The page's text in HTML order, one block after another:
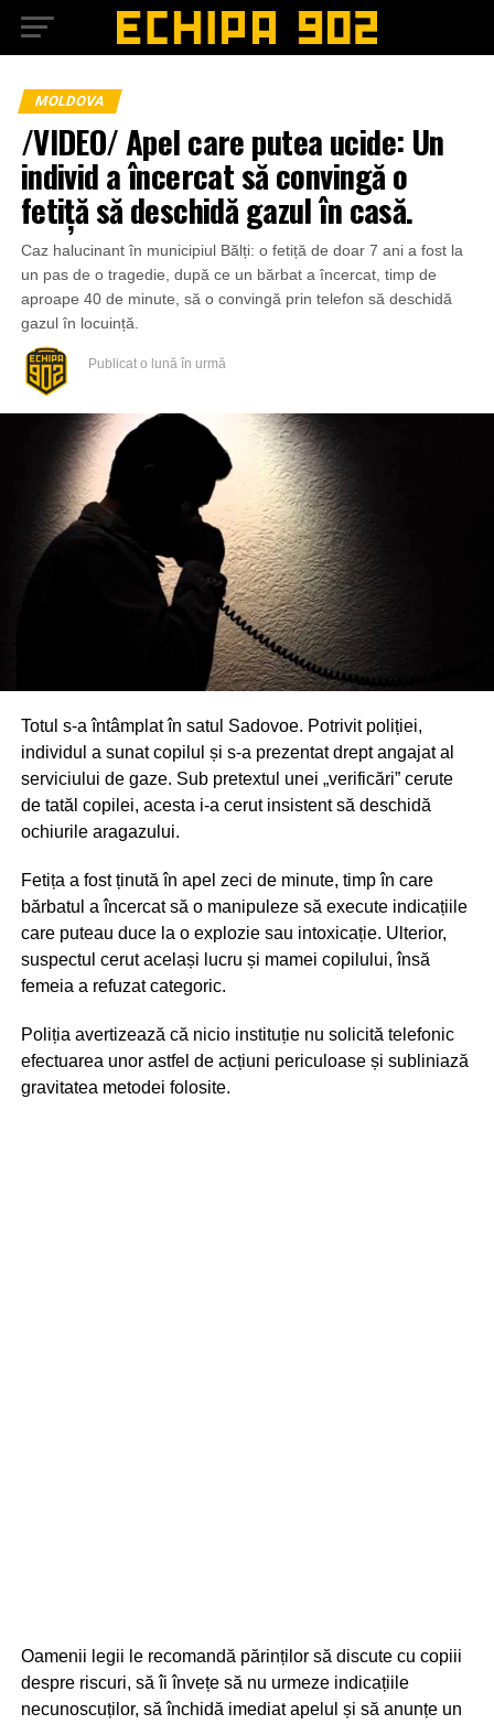
MOLDOVA
/VIDEO/ Apel care putea ucide: Un
individ a încercat să convingă o
fetiță să deschidă gazul în casă.
Caz halucinant în municipiul Bălți: o fetiță de doar 7 ani a fost la
un pas de o tragedie, după ce un bărbat a încercat, timp de
aproape 40 de minute, să o convingă prin telefon să deschidă
gazul în locuință.
Publicat o lună în urmă
Totul s-a întâmplat în satul Sadovoe. Potrivit poliției,
individul a sunat copilul și s-a prezentat drept angajat al
serviciului de gaze. Sub pretextul unei „verificări” cerute
de tatăl copilei, acesta i-a cerut insistent să deschidă
ochiurile aragazului.
Fetița a fost ținută în apel zeci de minute, timp în care
bărbatul a încercat să o manipuleze să execute indicațiile
care puteau duce la o explozie sau intoxicație. Ulterior,
suspectul cerut același lucru și mamei copilului, însă
femeia a refuzat categoric.
Poliția avertizează că nicio instituție nu solicită telefonic
efectuarea unor astfel de acțiuni periculoase și subliniază
gravitatea metodei folosite.
Oamenii legii le recomandă părinților să discute cu copiii
despre riscuri, să îi învețe să nu urmeze indicațiile
necunoscuților, să închidă imediat apelul și să anunțe un